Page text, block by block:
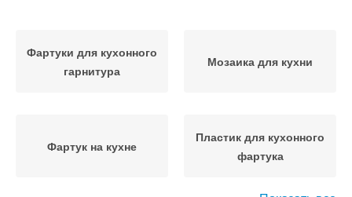
Фартуки для кухонного
гарнитура
Мозаика для кухни
Фартук на кухне
Пластик для кухонного
фартука